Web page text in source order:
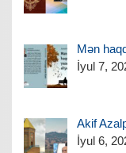
Mən
İyul 7,
Akif
İyul 6,